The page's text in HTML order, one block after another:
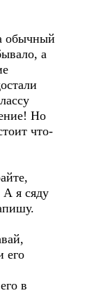
обычный
а
Но
что-
А я сяду
его
в